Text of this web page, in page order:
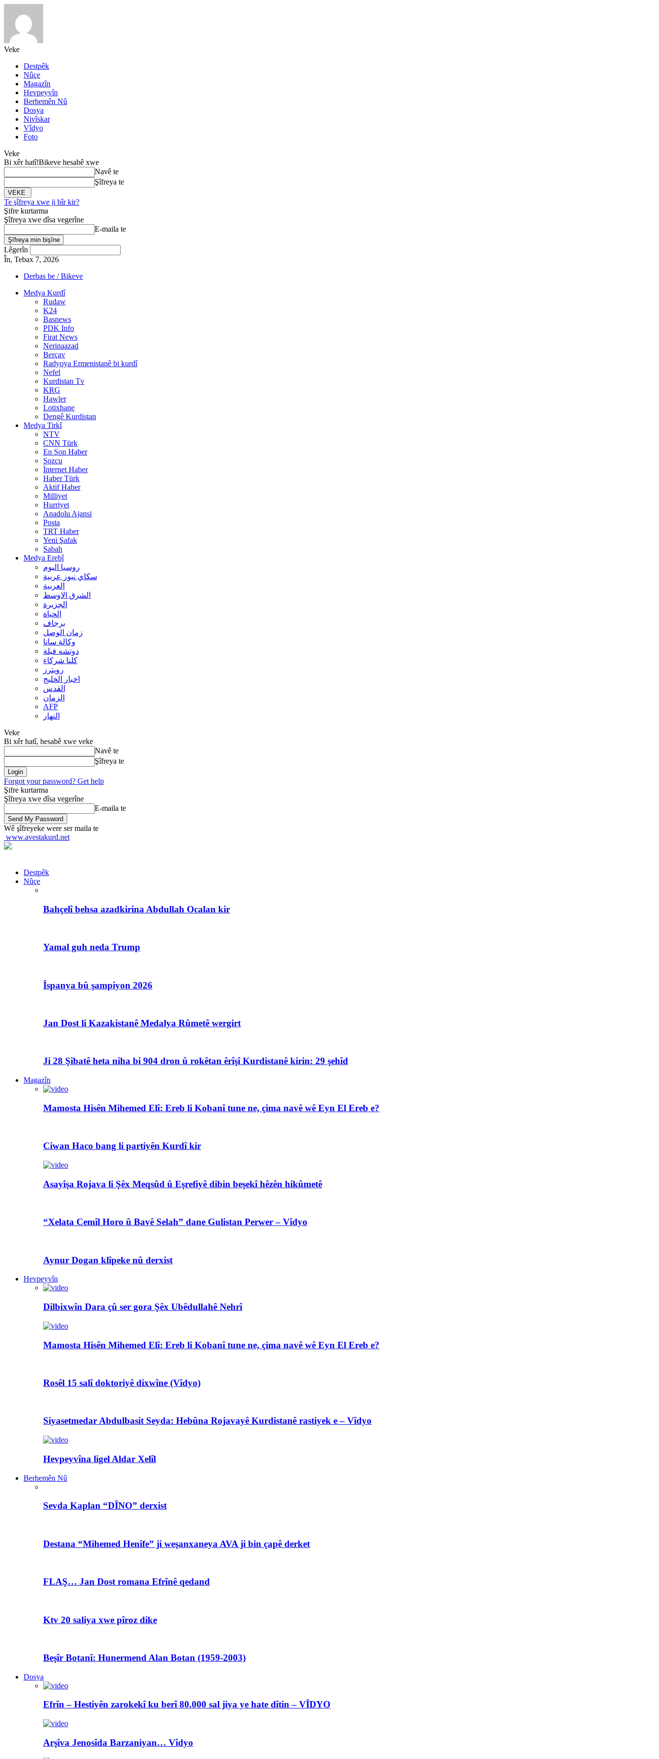
Veke
Destpêk
Nûçe
Magazîn
Hevpeyvîn
Berhemên Nû
Dosya
Nivîskar
Vîdyo
Foto
Veke
Bi xêr hatî!Bikeve hesabê xwe
Navê te
Şîfreya te
Te şîfreya xwe ji bîr kir?
Şifre kurtarma
Şîfreya xwe dîsa vegerîne
E-maila te
Lêgerîn
În, Tebax 7, 2026
Derbas be / Bikeve
Medya Kurdî
Rudaw
K24
Basnews
PDK Info
Firat News
Nerinaazad
Berçav
Radyoya Ermenistanê bi kurdî
Nefel
Kurdistan Tv
KRG
Hawler
Lotixhane
Dengê Kurdistan
Medya Tirkî
NTV
CNN Türk
En Son Haber
Sozcu
İnternet Haber
Haber Türk
Aktif Haber
Milliyet
Hurriyet
Anadolu Ajansi
Posta
TRT Haber
Yeni Şafak
Sabah
Medya Erebî
روسیا الیوم
سكاي نيوز عربية
العربية
الشرق الاوسط
الجزيرة
الحیاة
برجاف
زمان الوصل
وکالة سانا
دوتشه فیلة
کلنا شرکاء
رويترز
اخبار الخلیج
القدس
الزمان
AFP
النهار
Veke
Bi xêr hatî, hesabê xwe veke
Navê te
Şîfreya te
Forgot your password? Get help
Şifre kurtarma
Şîfreya xwe dîsa vegerîne
E-maila te
Wê şîfreyeke were ser maila te
www.avestakurd.net
Destpêk
Nûçe
Bahçelî behsa azadkirina Abdullah Ocalan kir
Yamal guh neda Trump
Îspanya bû şampiyon 2026
Jan Dost li Kazakistanê Medalya Rûmetê wergirt
Ji 28 Şibatê heta niha bi 904 dron û rokêtan êrîşî Kurdistanê kirin: 29 şehîd
Magazîn
Mamosta Hisên Mihemed Elî: Ereb li Kobanî tune ne, çima navê wê Eyn El Ereb e?
Ciwan Haco bang li partiyên Kurdî kir
Asayîşa Rojava li Şêx Meqsûd û Eşrefiyê dibin beşekî hêzên hikûmetê
“Xelata Cemîl Horo û Bavê Selah” dane Gulistan Perwer – Vîdyo
Aynur Dogan klîpeke nû derxist
Hevpeyvîn
Dilbixwîn Dara çû ser gora Şêx Ubêdullahê Nehrî
Mamosta Hisên Mihemed Elî: Ereb li Kobanî tune ne, çima navê wê Eyn El Ereb e?
Rosêl 15 salî doktoriyê dixwîne (Vîdyo)
Siyasetmedar Abdulbasit Seyda: Hebûna Rojavayê Kurdistanê rastiyek e – Vîdyo
Hevpeyvîna ligel Aldar Xelîl
Berhemên Nû
Sevda Kaplan “DÎNO” derxist
Destana “Mihemed Henîfe” ji weşanxaneya AVA ji bin çapê derket
FLAŞ… Jan Dost romana Efrînê qedand
Ktv 20 saliya xwe pîroz dike
Beşîr Botanî: Hunermend Alan Botan (1959-2003)
Dosya
Efrîn – Hestiyên zarokekî ku berî 80.000 sal jiya ye hate dîtin – VÎDYO
Arşîva Jenosîda Barzaniyan… Vîdyo